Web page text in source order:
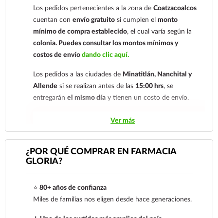
nuestro
921 261 8491
Los pedidos pertenecientes a la zona deCoatzacoalcos
cuentan conenvío gratuito si cumplen elmonto
mínimo de compra establecido, el cual varía según la
colonia. Puedes consultar los montos mínimos y
costos de envíodando clic aquí.
Los pedidos a las ciudades de Minatitlán, Nanchital y
Allende si se realizan antes de las 15:00 hrs, se
entregaránel mismo día y tienen un costo de envío.
Los pedidos de otras localidades se envían mediante
.Sólo hacemos envíos en el territorio
nacional.
económica.En la tarifa nacional al día siguiente, los
pedidos deben realizarseantes de las 14:00 hrs.El
tiempo de entrega de la tarifa económica es de
Ver más
¿POR QUÉ COMPRAR EN FARMACIA
GLORIA?
⭐ 80+ años de confianza
Miles de familias nos eligen desde hace generaciones.